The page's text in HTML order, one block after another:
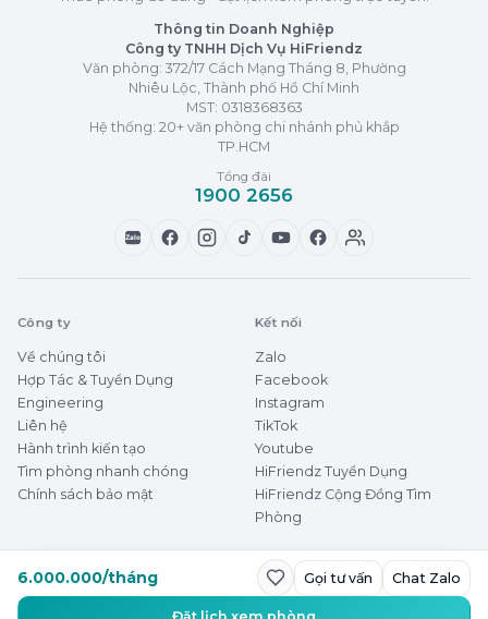
6.000.000/tháng Gọi tư vấn Chat Zalo
Thông tin Doanh Nghiệp
Công ty TNHH Dịch Vụ HiFriendz
Văn phòng: 372/17 Cách Mạng Tháng 8, Phường
Nhiêu Lộc, Thành phố Hồ Chí Minh
MST: 0318368363
Hệ thống: 20+ văn phòng chi nhánh phủ khắp
TP.HCM
Tổng đài
1900 2656
Zalo
Công ty
Về chúng tôi
Hợp Tác & Tuyển Dụng
Engineering
Liên hệ
Hành trình kiến tạo
Tìm phòng nhanh chóng
Chính sách bảo mật
Kết nối
Zalo
Facebook
Instagram
TikTok
Youtube
HiFriendz Tuyển Dụng
HiFriendz Cộng Đồng Tìm
Phòng
© 2026 HiFriendz
Thuê phòng dễ dàng